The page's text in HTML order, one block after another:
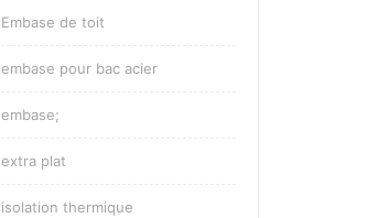
Embase de toit
embase pour bac acier
embase;
extra plat
isolation thermique